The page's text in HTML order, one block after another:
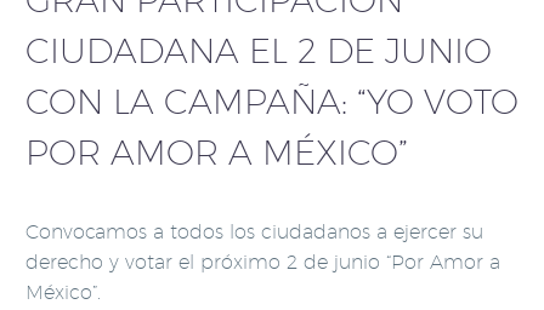
CIUDADANA EL 2 DE JUNIO
CON LA CAMPAÑA: “YO VOTO
POR AMOR A MÉXICO”
Convocamos a todos los ciudadanos a ejercer su
derecho y votar el próximo 2 de junio “Por Amor a
México”.